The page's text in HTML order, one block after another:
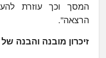
המסך וכך עוזרת
הרצאה".
זיכרון מובנה והבנה